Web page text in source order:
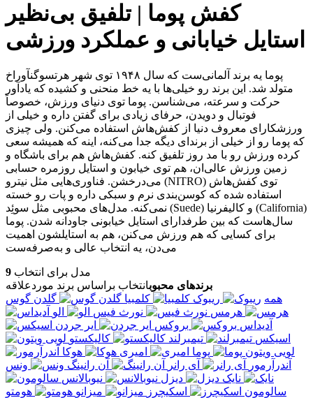
کفش پوما | تلفیق بی‌نظیر
استایل خیابانی و عملکرد ورزشی
پوما یه برند آلمانی‌ست که سال ۱۹۴۸ توی شهر هرتسوگنآوراخ
متولد شد. این برند رو خیلی‌ها با یه خط منحنی و کشیده که یادآور
حرکت و سرعته، می‌شناسن. پوما توی دنیای ورزش، خصوصاً
فوتبال و دویدن، حرفای زیادی برای گفتن داره و خیلی از
ورزشکارای معروف دنیا از کفش‌هاش استفاده می‌کنن. ولی چیزی
که پوما رو از خیلی از برندای دیگه جدا می‌کنه، اینه که همیشه سعی
کرده ورزش رو با مد روز تلفیق کنه. کفش‌هاش هم برای باشگاه و
زمین ورزش عالی‌ان، هم توی خیابون و استایل روزمره حسابی
می‌درخشن. فناوری‌هایی مثل نیترو (NITRO) توی کفش‌هاش
استفاده شده که کوسن‌بندی نرم و سبکی داره و پات رو خسته
نمی‌کنه. مدل‌های محبوبی مثل سوئِد (Suede) و کالیفرنیا (California)
سال‌هاست که بین طرفدارای استایل خیابونی جاودانه شدن. پوما
برای کسایی که هم ورزش می‌کنن، هم به استایلشون اهمیت
می‌دن، یه انتخاب عالی و به‌صرفه‌ست
9 مدل برای انتخاب
برندهای محبوبانتخاب براساس برند موردعلاقه
همه
ریبوک کلمبیا
گلدن گوس
هرمس
نورث فیس
الو
آدیداس
بروکس
ایر جردن
اسیکس
تیمبرلند
کالیکستو
لویی ویتون
پوما امیری
هوکا
آندرآرمور
آی رانر آن رانینگ
ونس
نایک
دیزل
نیوبالانس
سالومون
اسکیچرز میزانو هومتو